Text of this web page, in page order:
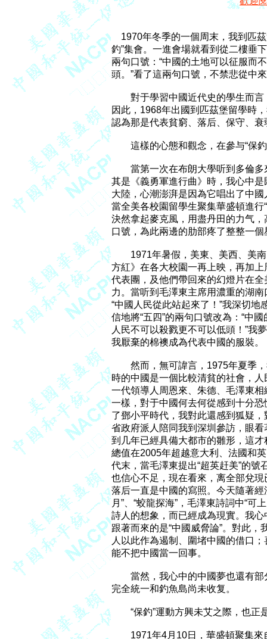
1970年冬季的一個周末，我到匹茲
釣”集會。一進會場就看到從二樓垂
兩句口號：“中國的土地可以征服而
頭。”看了這兩句口號，不禁悲從中
對于學習中國近代史的學生而言
因此，1968年出國到匹茲堡留學時
認為那是代表貧窮、落后、保守、衰
這樣的心態和觀念，在參与“保釣
當第一次在布朗大學听到多倫多
其是《義勇軍進行曲》時，我心中
大陸，心潮澎湃是因為它唱出了中
當全美各校園留學生聚集華盛頓進行
決然拿起麥克風，用盡丹田的力气，
口號，為此兩邊的肋部疼了整整一個
1971年暑假，美東、美西、美南
方紅》在各大校園一再上映，再加
代表團，及他們帶回來的幻燈片在
力。當听到毛澤東主席用濃重的湖
“中國人民從此站起來了！”我深切
信地將“五四”的兩句口號改為：“中
人民不可以殺戮更不可以低頭！”我
我厭棄的棉襖成為代表中國的服裝。
然而，無可諱言，1975年夏季，
時的中國是一個比較清貧的社會，
一代領導人周恩來、朱德、毛澤東
一樣，對于中國何去何從感到十分
了鄧小平時代，我對此還感到狐疑
省政府派人陪同我到深圳參訪，眼
到几年已經具備大都市的雛形，這
總值在2005年超越意大利、法國和
代末，當毛澤東提出“超英赶美”的
也信心不足，現在看來，离全部兌
落后一直是中國的寫照。今天隨著
月”、“蛟龍探海”，毛澤東詩詞中“可
詩人的想象，而已經成為現實。我
跟著而來的是“中國威脅論”。對此
人以此作為遏制、圍堵中國的借口
能不把中國當一回事。
當然，我心中的中國夢也還有部
完全統一和釣魚島尚未收复。
“保釣”運動方興未艾之際，也正
1971年4月10日，華盛頓聚集來